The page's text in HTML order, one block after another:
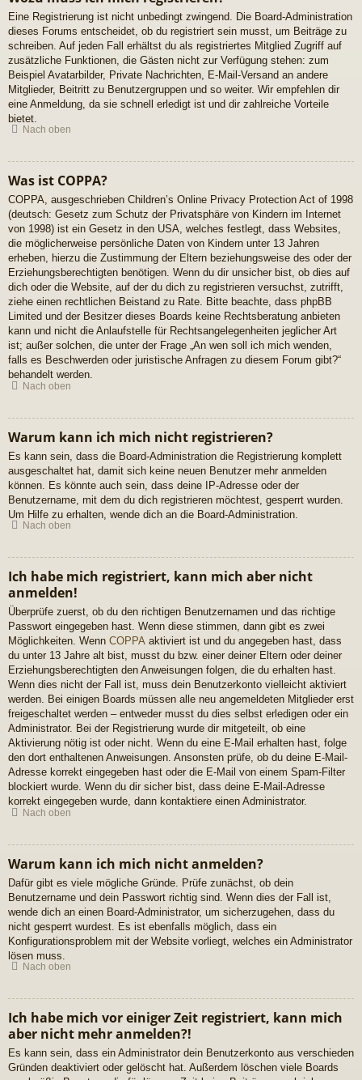
Eine Registrierung ist nicht unbedingt zwingend. Die Board-Administration
dieses Forums entscheidet, ob du registriert sein musst, um Beiträge zu
schreiben. Auf jeden Fall erhältst du als registriertes Mitglied Zugriff auf
zusätzliche Funktionen, die Gästen nicht zur Verfügung stehen: zum
Beispiel Avatarbilder, Private Nachrichten, E-Mail-Versand an andere
Mitglieder, Beitritt zu Benutzergruppen und so weiter. Wir empfehlen dir
eine Anmeldung, da sie schnell erledigt ist und dir zahlreiche Vorteile
bietet.
Nach oben
Was ist COPPA?
COPPA, ausgeschrieben Children’s Online Privacy Protection Act of 1998
(deutsch: Gesetz zum Schutz der Privatsphäre von Kindern im Internet
von 1998) ist ein Gesetz in den USA, welches festlegt, dass Websites,
die möglicherweise persönliche Daten von Kindern unter 13 Jahren
erheben, hierzu die Zustimmung der Eltern beziehungsweise des oder der
Erziehungsberechtigten benötigen. Wenn du dir unsicher bist, ob dies auf
dich oder die Website, auf der du dich zu registrieren versuchst, zutrifft,
ziehe einen rechtlichen Beistand zu Rate. Bitte beachte, dass phpBB
Limited und der Besitzer dieses Boards keine Rechtsberatung anbieten
kann und nicht die Anlaufstelle für Rechtsangelegenheiten jeglicher Art
ist; außer solchen, die unter der Frage „An wen soll ich mich wenden,
falls es Beschwerden oder juristische Anfragen zu diesem Forum gibt?“
behandelt werden.
Nach oben
Warum kann ich mich nicht registrieren?
Es kann sein, dass die Board-Administration die Registrierung komplett
ausgeschaltet hat, damit sich keine neuen Benutzer mehr anmelden
können. Es könnte auch sein, dass deine IP-Adresse oder der
Benutzername, mit dem du dich registrieren möchtest, gesperrt wurden.
Um Hilfe zu erhalten, wende dich an die Board-Administration.
Nach oben
Ich habe mich registriert, kann mich aber nicht
anmelden!
Überprüfe zuerst, ob du den richtigen Benutzernamen und das richtige
Passwort eingegeben hast. Wenn diese stimmen, dann gibt es zwei
Möglichkeiten. Wenn COPPA aktiviert ist und du angegeben hast, dass
du unter 13 Jahre alt bist, musst du bzw. einer deiner Eltern oder deiner
Erziehungsberechtigten den Anweisungen folgen, die du erhalten hast.
Wenn dies nicht der Fall ist, muss dein Benutzerkonto vielleicht aktiviert
werden. Bei einigen Boards müssen alle neu angemeldeten Mitglieder erst
freigeschaltet werden – entweder musst du dies selbst erledigen oder ein
Administrator. Bei der Registrierung wurde dir mitgeteilt, ob eine
Aktivierung nötig ist oder nicht. Wenn du eine E-Mail erhalten hast, folge
den dort enthaltenen Anweisungen. Ansonsten prüfe, ob du deine E-Mail-
Adresse korrekt eingegeben hast oder die E-Mail von einem Spam-Filter
blockiert wurde. Wenn du dir sicher bist, dass deine E-Mail-Adresse
korrekt eingegeben wurde, dann kontaktiere einen Administrator.
Nach oben
Warum kann ich mich nicht anmelden?
Dafür gibt es viele mögliche Gründe. Prüfe zunächst, ob dein
Benutzername und dein Passwort richtig sind. Wenn dies der Fall ist,
wende dich an einen Board-Administrator, um sicherzugehen, dass du
nicht gesperrt wurdest. Es ist ebenfalls möglich, dass ein
Konfigurationsproblem mit der Website vorliegt, welches ein Administrator
lösen muss.
Nach oben
Ich habe mich vor einiger Zeit registriert, kann mich
aber nicht mehr anmelden?!
Es kann sein, dass ein Administrator dein Benutzerkonto aus verschieden
Gründen deaktiviert oder gelöscht hat. Außerdem löschen viele Boards